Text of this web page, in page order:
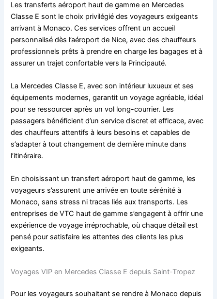
Les transferts aéroport haut de gamme en Mercedes
Classe E sont le choix privilégié des voyageurs exigeants
arrivant à Monaco. Ces services offrent un accueil
personnalisé dès l’aéroport de Nice, avec des chauffeurs
professionnels prêts à prendre en charge les bagages et à
assurer un trajet confortable vers la Principauté.
La Mercedes Classe E, avec son intérieur luxueux et ses
équipements modernes, garantit un voyage agréable, idéal
pour se ressourcer après un vol long-courrier. Les
passagers bénéficient d’un service discret et efficace, avec
des chauffeurs attentifs à leurs besoins et capables de
s’adapter à tout changement de dernière minute dans
l’itinéraire.
En choisissant un transfert aéroport haut de gamme, les
voyageurs s’assurent une arrivée en toute sérénité à
Monaco, sans stress ni tracas liés aux transports. Les
entreprises de VTC haut de gamme s’engagent à offrir une
expérience de voyage irréprochable, où chaque détail est
pensé pour satisfaire les attentes des clients les plus
exigeants.
Voyages VIP en Mercedes Classe E depuis Saint-Tropez
Pour les voyageurs souhaitant se rendre à Monaco depuis